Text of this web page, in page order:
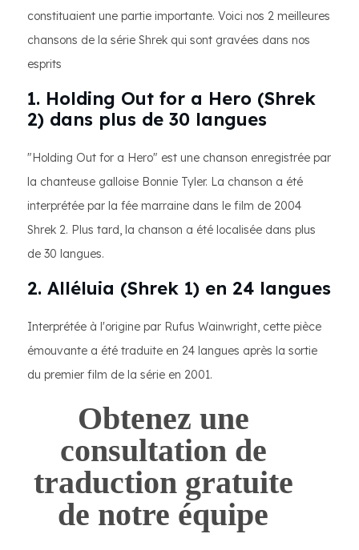
constituaient une partie importante. Voici nos 2 meilleures
chansons de la série Shrek qui sont gravées dans nos
esprits
1. Holding Out for a Hero (Shrek
2) dans plus de 30 langues
"Holding Out for a Hero" est une chanson enregistrée par
la chanteuse galloise Bonnie Tyler. La chanson a été
interprétée par la fée marraine dans le film de 2004
Shrek 2. Plus tard, la chanson a été localisée dans plus
de 30 langues.
2. Alléluia (Shrek 1) en 24 langues
Interprétée à l'origine par Rufus Wainwright, cette pièce
émouvante a été traduite en 24 langues après la sortie
du premier film de la série en 2001.
Obtenez une
consultation de
traduction gratuite
de notre équipe